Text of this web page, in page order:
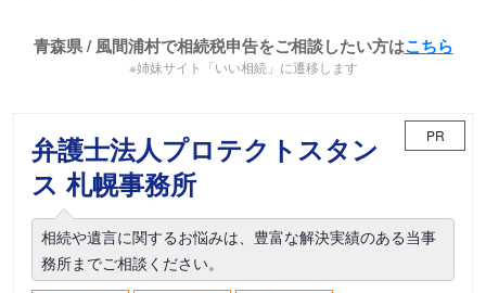
青森県 / 風間浦村で相続税申告をご相談したい方はこちら
※姉妹サイト「いい相続」に遷移します
弁護士法人プロテクトスタン
ス 札幌事務所
PR
相続や遺言に関するお悩みは、豊富な解決実績のある当事
務所までご相談ください。